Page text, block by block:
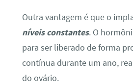
Outra vantagem é que o
níveis constantes. O
para ser liberado de forma
contínua durante um ano,
do ovário.